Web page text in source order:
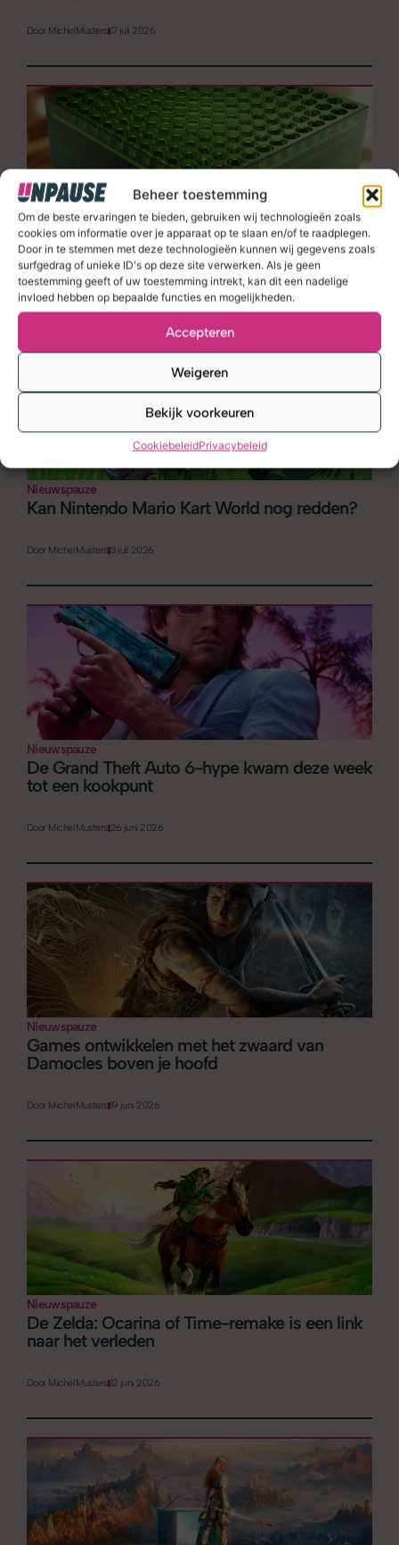
Beheer toestemming
Om de beste ervaringen te bieden, gebruiken wij technologieën zoals
cookies om informatie over je apparaat op te slaan en/of te raadplegen.
Door in te stemmen met deze technologieën kunnen wij gegevens zoals
surfgedrag of unieke ID's op deze site verwerken. Als je geen
toestemming geeft of uw toestemming intrekt, kan dit een nadelige
invloed hebben op bepaalde functies en mogelijkheden.
Accepteren
Weigeren
Bekijk voorkeuren
CookiebeleidPrivacybeleid
Door Michel Musters 17 juli 2026
Nieuwspauze
De grote ‘reset’ van Xbox is een farce
Door Michel Musters 10 juli 2026
Nieuwspauze
Kan Nintendo Mario Kart World nog redden?
Door Michel Musters 3 juli 2026
Nieuwspauze
De Grand Theft Auto 6-hype kwam deze week
tot een kookpunt
Door Michel Musters 26 juni 2026
Nieuwspauze
Games ontwikkelen met het zwaard van
Damocles boven je hoofd
Door Michel Musters 19 juni 2026
Nieuwspauze
De Zelda: Ocarina of Time-remake is een link
naar het verleden
Door Michel Musters 12 juni 2026